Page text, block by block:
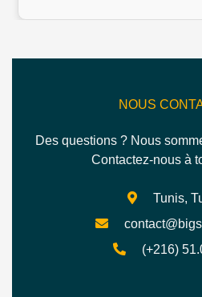
NOUS
Des questions ? Nous
Contactez-nous à
Tunis,
(+216)